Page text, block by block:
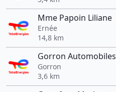
Mme Papoin Liliane
Ernée
14,8 km
Gorron Automobiles
Gorron
3,6 km